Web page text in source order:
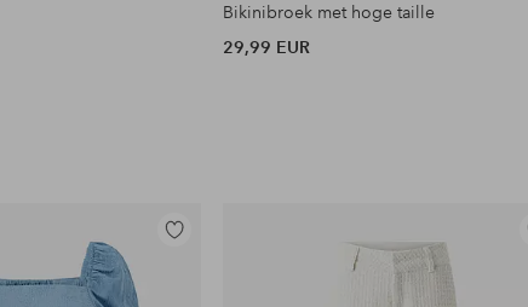
Bikinibroek met hoge taille
29,99 EUR
Toevoegen